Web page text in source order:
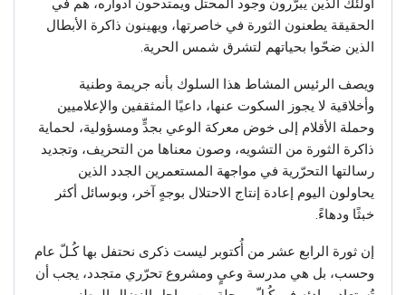
الحقيقة يطعنون الثورة في خاصرتها، ويهينون ذاكرة الأبطال
الذين ضحّوا بحياتهم لتشرق شمس الحرية.
ويصف الرئيس المشاط هذا السلوك بأنه جريمة وطنية
وأخلاقية لا يجوز السكوت عنها، داعيًا المثقفين والإعلاميين
وحملة الأقلام إلى خوض معركة الوعي بجدٍّ ومسؤولية، لحماية
ذاكرة الثورة من التشويه، وصون معناها من التحريف، وتجديد
رسالتها التحرّرية في مواجهة المستعمرين الجدد الذين
يحاولون اليوم إعادة إنتاج الاحتلال بوجهٍ آخر، وبوسائل أكثر
خبثًا ودهاءً.
إن ثورة الرابع عشر من أُكتوبر ليست ذكرى نحتفل بها كُـلّ عام
وحسب، بل هي مدرسة وعيٍ ومشروع تحرّري متجدد، يجب أن